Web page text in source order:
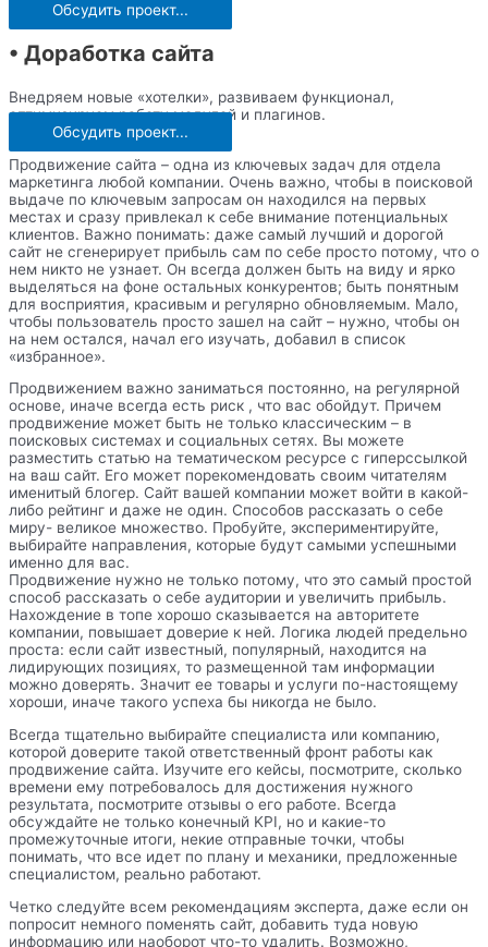
Обсудить проект...
• Доработка сайта
Внедряем новые «хотелки», развиваем функционал,
оптимизируем работу модулей и плагинов.
Обсудить проект...
Продвижение сайта – одна из ключевых задач для отдела
маркетинга любой компании. Очень важно, чтобы в поисковой
выдаче по ключевым запросам он находился на первых
местах и сразу привлекал к себе внимание потенциальных
клиентов. Важно понимать: даже самый лучший и дорогой
сайт не сгенерирует прибыль сам по себе просто потому, что о
нем никто не узнает. Он всегда должен быть на виду и ярко
выделяться на фоне остальных конкурентов; быть понятным
для восприятия, красивым и регулярно обновляемым. Мало,
чтобы пользователь просто зашел на сайт – нужно, чтобы он
на нем остался, начал его изучать, добавил в список
«избранное».
Продвижением важно заниматься постоянно, на регулярной
основе, иначе всегда есть риск , что вас обойдут. Причем
продвижение может быть не только классическим – в
поисковых системах и социальных сетях. Вы можете
разместить статью на тематическом ресурсе с гиперссылкой
на ваш сайт. Его может порекомендовать своим читателям
именитый блогер. Сайт вашей компании может войти в какой-
либо рейтинг и даже не один. Способов рассказать о себе
миру- великое множество. Пробуйте, экспериментируйте,
выбирайте направления, которые будут самыми успешными
именно для вас.
Продвижение нужно не только потому, что это самый простой
способ рассказать о себе аудитории и увеличить прибыль.
Нахождение в топе хорошо сказывается на авторитете
компании, повышает доверие к ней. Логика людей предельно
проста: если сайт известный, популярный, находится на
лидирующих позициях, то размещенной там информации
можно доверять. Значит ее товары и услуги по-настоящему
хороши, иначе такого успеха бы никогда не было.
Всегда тщательно выбирайте специалиста или компанию,
которой доверите такой ответственный фронт работы как
продвижение сайта. Изучите его кейсы, посмотрите, сколько
времени ему потребовалось для достижения нужного
результата, посмотрите отзывы о его работе. Всегда
обсуждайте не только конечный KPI, но и какие-то
промежуточные итоги, некие отправные точки, чтобы
понимать, что все идет по плану и механики, предложенные
специалистом, реально работают.
Четко следуйте всем рекомендациям эксперта, даже если он
попросит немного поменять сайт, добавить туда новую
информацию или наоборот что-то удалить. Возможно,